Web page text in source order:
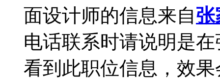
面设计师的信息来自张
电话联系时请说明是
看到此职位信息，效